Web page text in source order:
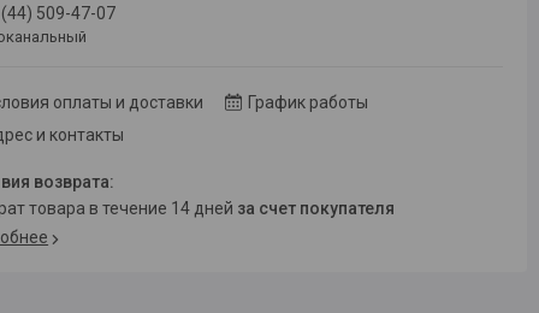
509-47-07
оплаты и доставки
График работы
и контакты
товара в течение 14 дней за счет покупателя